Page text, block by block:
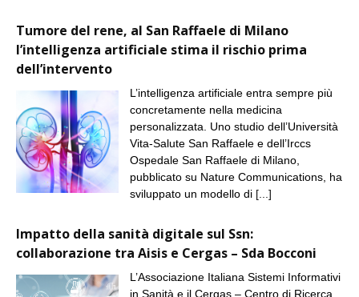
Tumore del rene, al San Raffaele di Milano
l’intelligenza artificiale stima il rischio prima
dell’intervento
L’intelligenza artificiale entra sempre più
concretamente nella medicina
personalizzata. Uno studio dell’Università
Vita-Salute San Raffaele e dell’Irccs
Ospedale San Raffaele di Milano,
pubblicato su Nature Communications, ha
sviluppato un modello di [...]
Impatto della sanità digitale sul Ssn:
collaborazione tra Aisis e Cergas – Sda Bocconi
L’Associazione Italiana Sistemi Informativi
in Sanità e il Cergas – Centro di Ricerca